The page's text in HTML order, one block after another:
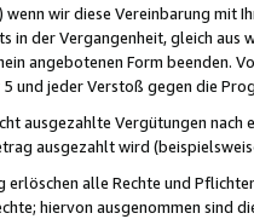
wir diese Vereinbarung mit
in der Vergangenheit, gleich
angebotenen Form beenden.
und jeder Verstoß gegen die
ausgezahlte Vergütungen
ausgezahlt wird
erlöschen alle Rechte und
hiervon ausgenommen sind